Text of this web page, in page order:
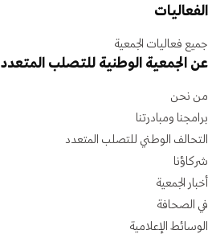
الفعاليات
جميع فعاليات الجمعية
عن الجمعية الوطنية للتصلب المتعدد
من نحن
برامجنا ومبادرتنا
التحالف الوطني للتصلب المتعدد
شركاؤنا
أخبار الجمعية
في الصحافة
الوسائط الإعلامية